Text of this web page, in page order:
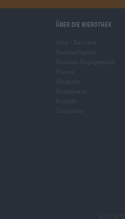
Über die Bierothek